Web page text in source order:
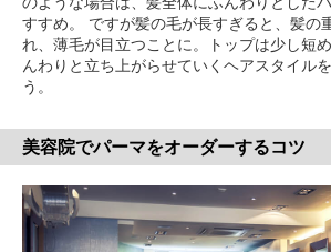
すすめ。 ですが髪の毛が長すぎると、髪の
れ、薄毛が目立つことに。トップは少し短
んわりと立ち上がらせていくヘアスタイル
う。
美容院でパーマをオーダーするコツ